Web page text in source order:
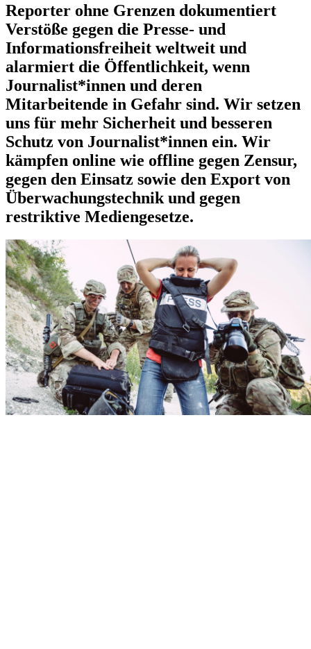
Reporter ohne Grenzen dokumentiert
Verstöße gegen die Presse- und
Informationsfreiheit weltweit und
alarmiert die Öffentlichkeit, wenn
Journalist*innen und deren
Mitarbeitende in Gefahr sind. Wir setzen
uns für mehr Sicherheit und besseren
Schutz von Journalist*innen ein. Wir
kämpfen online wie offline gegen Zensur,
gegen den Einsatz sowie den Export von
Überwachungstechnik und gegen
restriktive Mediengesetze.